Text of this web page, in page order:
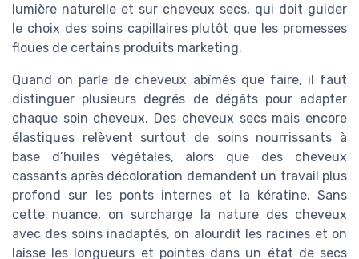
lumière naturelle et sur cheveux secs, qui doit guider
le choix des soins capillaires plutôt que les promesses
floues de certains produits marketing.
Quand on parle de cheveux abîmés que faire, il faut
distinguer plusieurs degrés de dégâts pour adapter
chaque soin cheveux. Des cheveux secs mais encore
élastiques relèvent surtout de soins nourrissants à
base d’huiles végétales, alors que des cheveux
cassants après décoloration demandent un travail plus
profond sur les ponts internes et la kératine. Sans
cette nuance, on surcharge la nature des cheveux
avec des soins inadaptés, on alourdit les racines et on
laisse les longueurs et pointes dans un état de secs